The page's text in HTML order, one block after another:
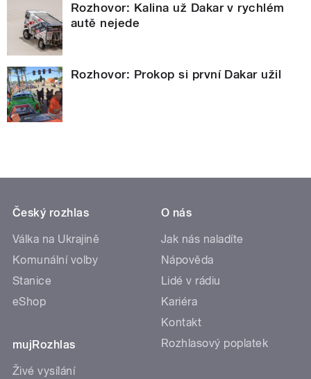
Rozhovor: Kalina už Dakar v rychlém
autě nejede
Rozhovor: Prokop si první Dakar užil
Český rozhlas
Válka na Ukrajině
Komunální volby
Stanice
eShop
mujRozhlas
Živé vysílání
O nás
Jak nás naladíte
Nápověda
Lidé v rádiu
Kariéra
Kontakt
Rozhlasový poplatek